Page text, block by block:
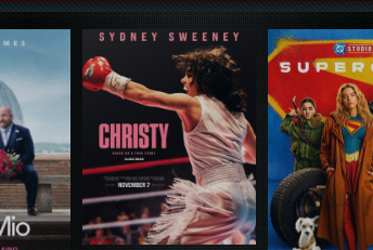
Details,Play